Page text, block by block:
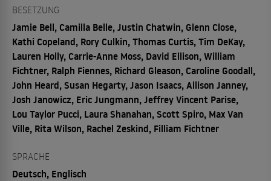
BESETZUNG
Jamie Bell, Camilla Belle, Justin Chatwin, Glenn Close,
Kathi Copeland, Rory Culkin, Thomas Curtis, Tim DeKay,
Lauren Holly, Carrie-Anne Moss, David Ellison, William
Fichtner, Ralph Fiennes, Richard Gleason, Caroline Goodall,
John Heard, Susan Hegarty, Jason Isaacs, Allison Janney,
Josh Janowicz, Eric Jungmann, Jeffrey Vincent Parise,
Lou Taylor Pucci, Laura Shanahan, Scott Spiro, Max Van
Ville, Rita Wilson, Rachel Zeskind, Filliam Fichtner
SPRACHE
Deutsch, Englisch